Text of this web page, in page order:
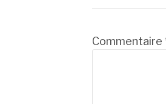
suite
Commentaire